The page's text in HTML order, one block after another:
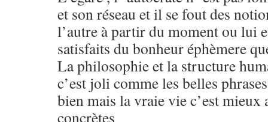
et son réseau et il se fout des
l’autre à partir du moment ou lui
satisfaits du bonheur éphèmere
La philosophie et la structure
c’est joli comme les belles
bien mais la vraie vie c’est mieux
concrètes